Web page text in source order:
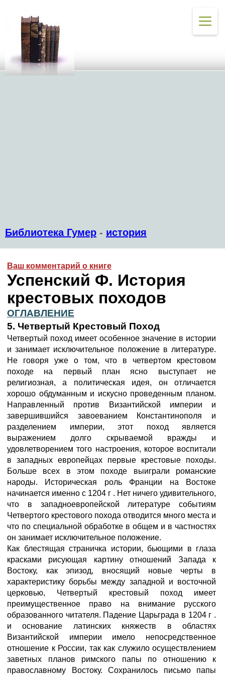
Библиотека Гумер - история
Ваш комментарий о книге
Успенский Ф. История
крестовых походов
ОГЛАВЛЕНИЕ
5. Четвертый Крестовый Поход
Четвертый поход имеет особенное значение в истории
и занимает исключительное положение в литературе.
Не говоря уже о том, что в четвертом крестовом
походе на первый план ясно выступает не
религиозная, а политическая идея, он отличается
хорошо обдуманным и искусно проведенным планом.
Направленный против Византийской империи и
завершившийся завоеванием Константинополя и
разделением империи, этот поход является
выражением долго скрываемой вражды и
удовлетворением того настроения, которое воспитали
в западных европейцах первые крестовые походы.
Больше всех в этом походе выиграли романские
народы. Историческая роль Франции на Востоке
начинается именно с 1204 г . Нет ничего удивительного,
что в западноевропейской литературе событиям
Четвертого крестового похода отводится много места и
что по специальной обработке в общем и в частностях
он занимает исключительное положение.
Как блестящая страничка истории, бьющими в глаза
красками рисующая картину отношений Запада к
Востоку, как эпизод, вносящий новые черты в
характеристику борьбы между западной и восточной
церковью, Четвертый крестовый поход имеет
преимущественное право на внимание русского
образованного читателя. Падение Царьграда в 1204 г .
и основание латинских княжеств в областях
Византийской империи имело непосредственное
отношение к России, так как служило осуществлением
заветных планов римского папы по отношению к
православному Востоку. Сохранилось письмо папы